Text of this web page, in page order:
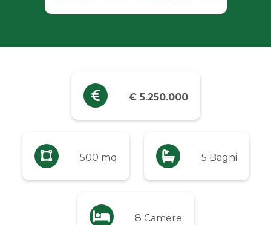
€ 5.250.000
500 mq 5 Bagni
8 Camere
Industriali
Fino a € 5.000